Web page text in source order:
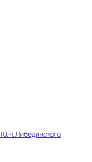
Либединского